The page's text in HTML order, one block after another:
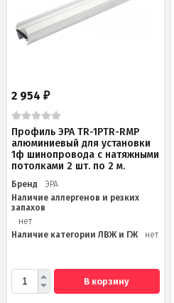
2 954 ₽
Профиль ЭРА TR-1PTR-RMP
алюминиевый для установки
1ф шинопровода с натяжными
потолками 2 шт. по 2 м.
Бренд
ЭРА
Наличие аллергенов и резких
запахов
нет
Наличие категории ЛВЖ и ГЖ
нет
В корзину